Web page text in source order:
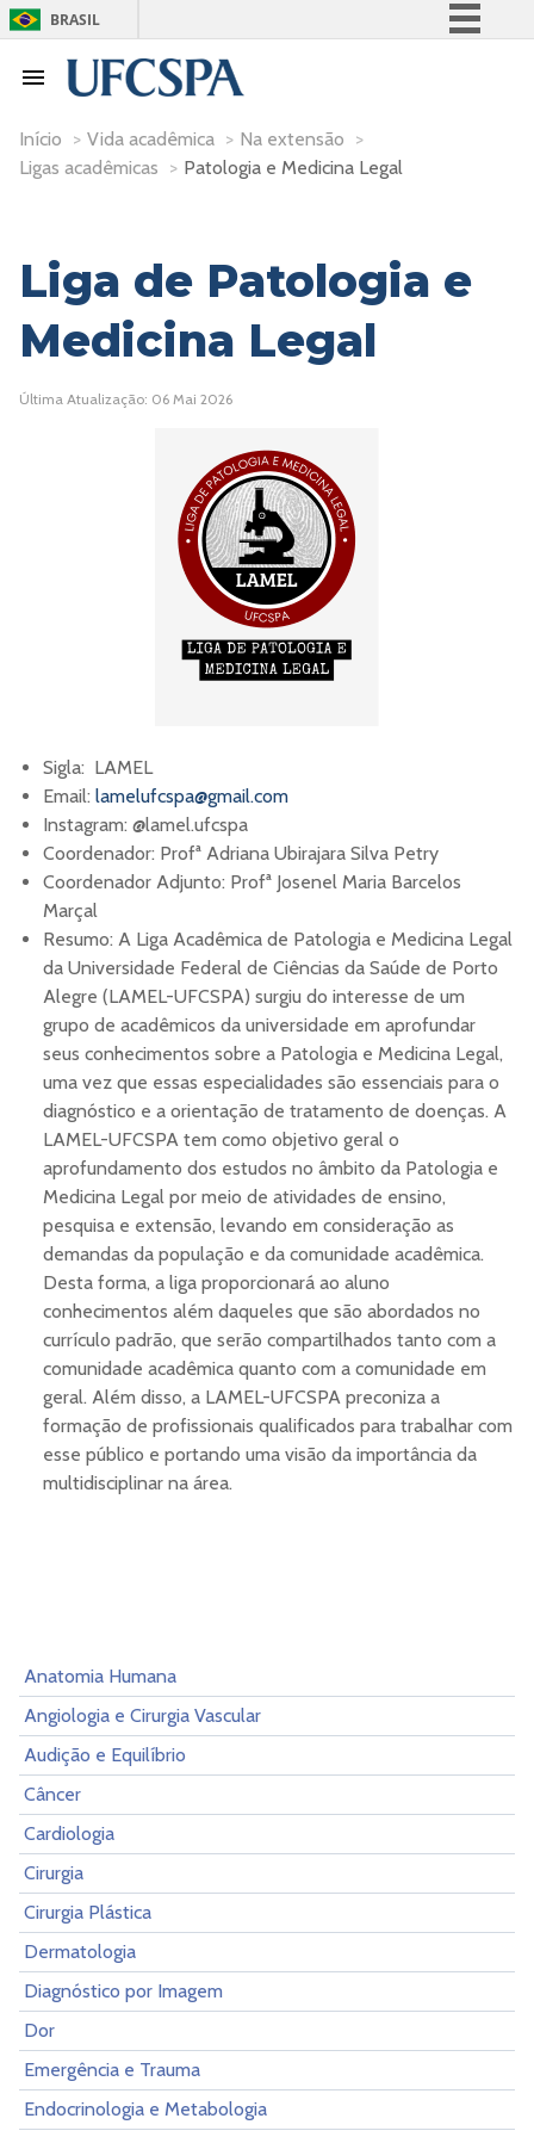
BRASIL
Participe
Acesso à informação
Início > Vida acadêmica > Na extensão >
Ligas acadêmicas > Patologia e Medicina Legal
Liga de Patologia e
Medicina Legal
Última Atualização: 06 Mai 2026
Sigla: LAMEL
Email: lamelufcspa@gmail.com
Instagram: @lamel.ufcspa
Coordenador: Profª Adriana Ubirajara Silva Petry
Coordenador Adjunto: Profª Josenel Maria Barcelos
Marçal
Resumo: A Liga Acadêmica de Patologia e Medicina Legal
da Universidade Federal de Ciências da Saúde de Porto
Alegre (LAMEL-UFCSPA) surgiu do interesse de um
grupo de acadêmicos da universidade em aprofundar
seus conhecimentos sobre a Patologia e Medicina Legal,
uma vez que essas especialidades são essenciais para o
diagnóstico e a orientação de tratamento de doenças. A
LAMEL-UFCSPA tem como objetivo geral o
aprofundamento dos estudos no âmbito da Patologia e
Medicina Legal por meio de atividades de ensino,
pesquisa e extensão, levando em consideração as
demandas da população e da comunidade acadêmica.
Desta forma, a liga proporcionará ao aluno
conhecimentos além daqueles que são abordados no
currículo padrão, que serão compartilhados tanto com a
comunidade acadêmica quanto com a comunidade em
geral. Além disso, a LAMEL-UFCSPA preconiza a
formação de profissionais qualificados para trabalhar com
esse público e portando uma visão da importância da
multidisciplinar na área.
Anatomia Humana
Angiologia e Cirurgia Vascular
Audição e Equilíbrio
Câncer
Cardiologia
Cirurgia
Cirurgia Plástica
Dermatologia
Diagnóstico por Imagem
Dor
Emergência e Trauma
Endocrinologia e Metabologia